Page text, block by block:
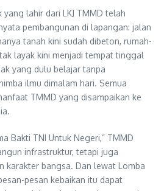
lahir dari LKJ TMMD telah
pembangunan di lapangan: jalan
tanah kini sudah dibeton, rumah-
layak kini menjadi tempat tinggal
yang dulu belajar tanpa
ilmu dimalam hari. Semua
TMMD yang disampaikan ke
Bakti TNI Untuk Negeri,” TMMD
infrastruktur, tetapi juga
karakter bangsa. Dan lewat Lomba
pesan kebaikan itu dapat